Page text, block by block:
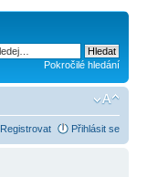
Pokročilé hledání
Registrovat Přihlásit se